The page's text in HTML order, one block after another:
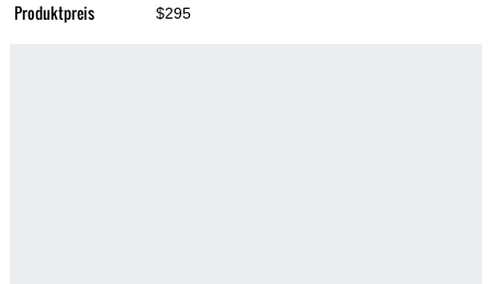
Produktpreis $295